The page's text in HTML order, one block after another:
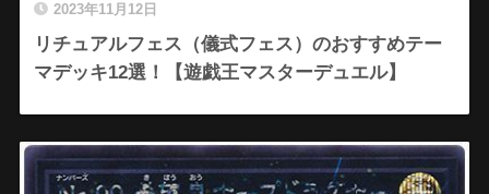
2023年11月12日
リチュアルフェス（儀式フェス）のおすすめテー
マデッキ12選！【遊戯王マスターデュエル】